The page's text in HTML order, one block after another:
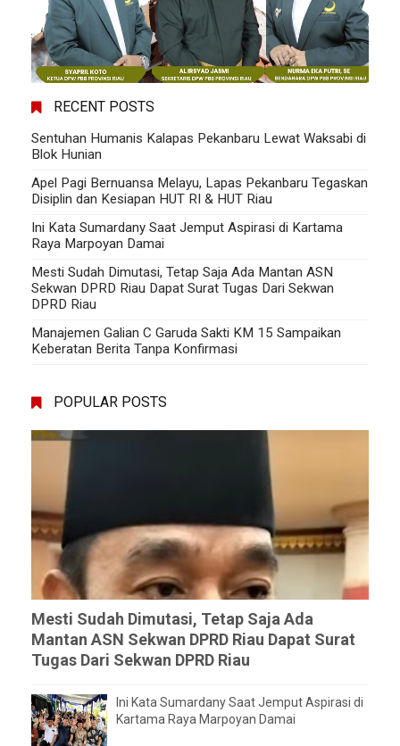
RECENT POSTS
Sentuhan Humanis Kalapas Pekanbaru Lewat Waksabi di
Blok Hunian
Apel Pagi Bernuansa Melayu, Lapas Pekanbaru Tegaskan
Disiplin dan Kesiapan HUT RI & HUT Riau
Ini Kata Sumardany Saat Jemput Aspirasi di Kartama
Raya Marpoyan Damai
Mesti Sudah Dimutasi, Tetap Saja Ada Mantan ASN
Sekwan DPRD Riau Dapat Surat Tugas Dari Sekwan
DPRD Riau
Manajemen Galian C Garuda Sakti KM 15 Sampaikan
Keberatan Berita Tanpa Konfirmasi
POPULAR POSTS
Mesti Sudah Dimutasi, Tetap Saja Ada
Mantan ASN Sekwan DPRD Riau Dapat Surat
Tugas Dari Sekwan DPRD Riau
Ini Kata Sumardany Saat Jemput Aspirasi di
Kartama Raya Marpoyan Damai